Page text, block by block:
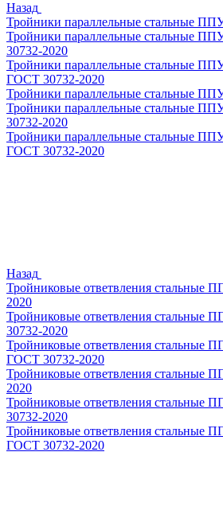
Назад
Тройники параллельные стальные
Тройники параллельные стальные
30732-2020
Тройники параллельные стальные
ГОСТ 30732-2020
Тройники параллельные стальные
Тройники параллельные стальные
30732-2020
Тройники параллельные стальные
ГОСТ 30732-2020
Назад
Тройниковые ответвления
2020
Тройниковые ответвления
30732-2020
Тройниковые ответвления
ГОСТ 30732-2020
Тройниковые ответвления
2020
Тройниковые ответвления
30732-2020
Тройниковые ответвления
ГОСТ 30732-2020